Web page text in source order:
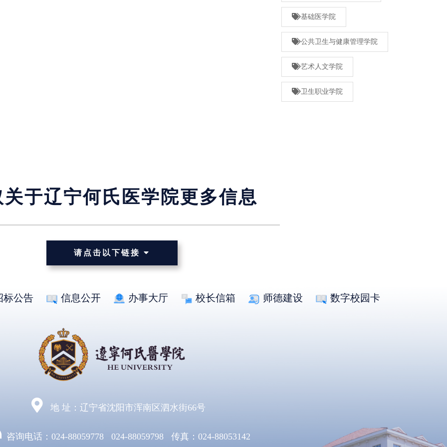
基础医学院
公共卫生与健康管理学院
艺术人文学院
卫生职业学院
关于辽宁何氏医学院更多信息
请点击以下链接
公告 信息公开 办事大厅 校长信箱 师德建设 数字校园卡
地 址：辽宁省沈阳市浑南区泗水街66号
咨询电话：024-88059778 024-88059798 传真：024-88053142